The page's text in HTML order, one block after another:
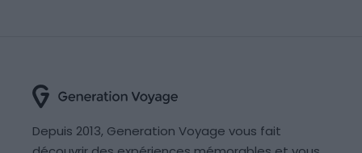
Depuis 2013, Generation Voyage vous fait